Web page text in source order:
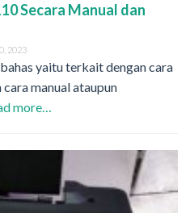
Secara Manual dan
2023
yaitu terkait dengan cara
manual ataupun
more…